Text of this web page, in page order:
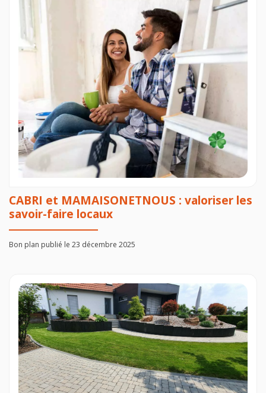
CABRI et MAMAISONETNOUS : valoriser les
savoir-faire locaux
Bon plan publié le 23 décembre 2025